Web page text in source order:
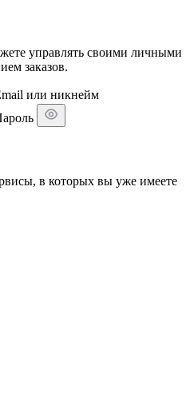
управлять своими личными
заказов.
или никнейм
в которых вы уже имеете